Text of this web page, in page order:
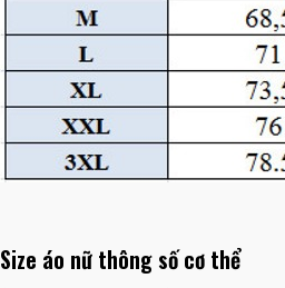
Size áo nữ thông số cơ thể